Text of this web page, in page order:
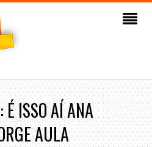
É ISSO AÍ ANA
AULA